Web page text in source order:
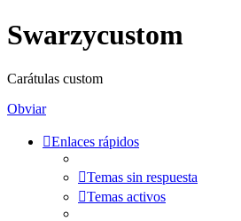
Swarzycustom
Carátulas custom
Obviar
Enlaces rápidos
Temas sin respuesta
Temas activos